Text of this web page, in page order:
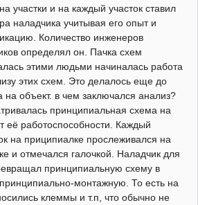
участки и на каждый участок ставил
наладчика учитывая его опыт и
Количество инженеров
определял он. Пачка схем
этими людьми начиналась работа
этих схем. Это делалось еще до
на объект. в чем заключался анализ?
принципиальная схема на
её работоспособности. Каждый
на приципиалке прослеживался на
и отмечался галочкой. Наладчик для
принципиальную схему в
монтажную. То есть на
клеммы и т.п, что обычно не